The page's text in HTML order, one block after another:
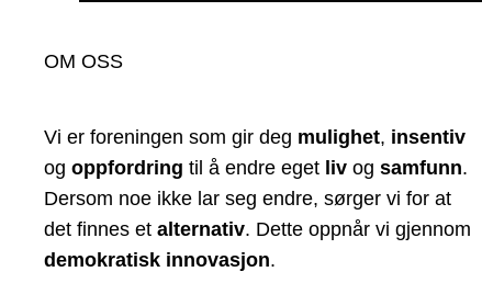
OM OSS
Vi er foreningen som gir deg mulighet, insentiv
og oppfordring til å endre eget liv og samfunn.
Dersom noe ikke lar seg endre, sørger vi for at
det finnes et alternativ. Dette oppnår vi gjennom
demokratisk innovasjon.